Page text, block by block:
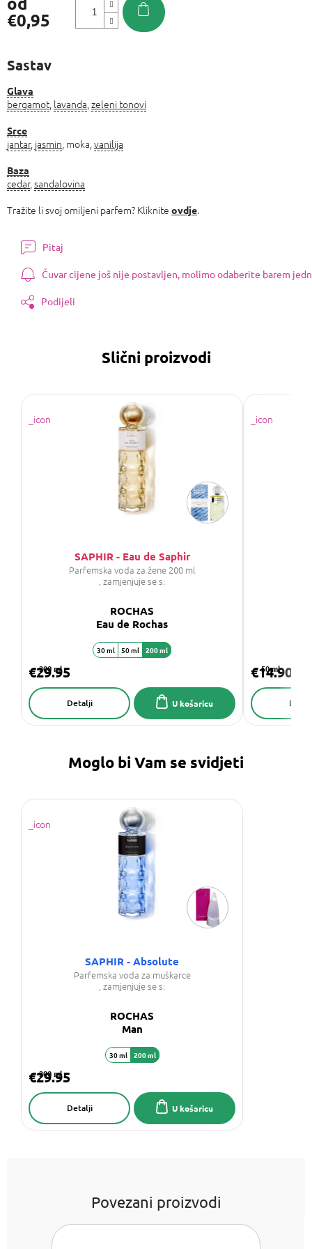
€0,95
Sastav
Glava
bergamot lavanda zeleni tonovi
Srce
jantar, jasmin , moka, vanilija
Baza
cedar, sandalovina
Tražite li svoj omiljeni parfem? Kliknite ovdje.
Pitaj
Čuvar cijene još nije postavljen, molimo odaberite barem
Podijeli
Slični proizvodi
SAPHIR - Eau de Saphir
Parfemska voda za žene 200 ml
, zamjenjuje se s:
ROCHAS
Eau de Rochas
200 ml
€29.95
U košaricu
Detalji
30 ml 50 ml 200 ml
50 ml
€14.90
Moglo bi Vam se svidjeti
SAPHIR - Absolute
Parfemska voda za muškarce
, zamjenjuje se s:
ROCHAS
Man
200 ml
€29.95
U košaricu
Detalji
30 ml 200 ml
Povezani proizvodi